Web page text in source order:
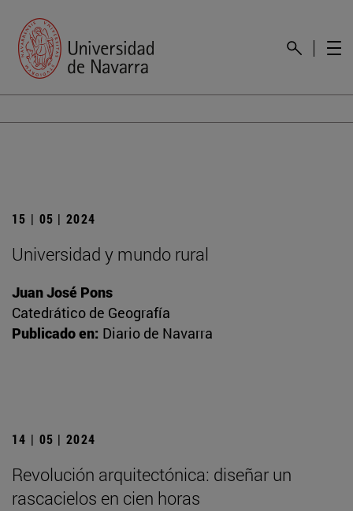
15 | 05 | 2024
Universidad y mundo rural
Juan José Pons
Catedrático de Geografía
Publicado en: Diario de Navarra
14 | 05 | 2024
Revolución arquitectónica: diseñar un
rascacielos en cien horas